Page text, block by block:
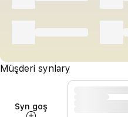
Müşderi synlary
Syn goş